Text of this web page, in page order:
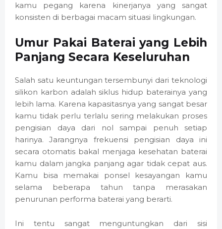
kamu pegang karena kinerjanya yang sangat
konsisten di berbagai macam situasi lingkungan.
Umur Pakai Baterai yang Lebih
Panjang Secara Keseluruhan
Salah satu keuntungan tersembunyi dari teknologi
silikon karbon adalah siklus hidup baterainya yang
lebih lama. Karena kapasitasnya yang sangat besar
kamu tidak perlu terlalu sering melakukan proses
pengisian daya dari nol sampai penuh setiap
harinya. Jarangnya frekuensi pengisian daya ini
secara otomatis bakal menjaga kesehatan baterai
kamu dalam jangka panjang agar tidak cepat aus.
Kamu bisa memakai ponsel kesayangan kamu
selama beberapa tahun tanpa merasakan
penurunan performa baterai yang berarti.
Ini tentu sangat menguntungkan dari sisi